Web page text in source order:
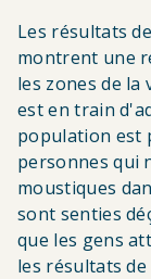
Les résultats
montrent une
les zones de la
est en train
population est
personnes qui
moustiques
sont senties
que les gens
les résultats de